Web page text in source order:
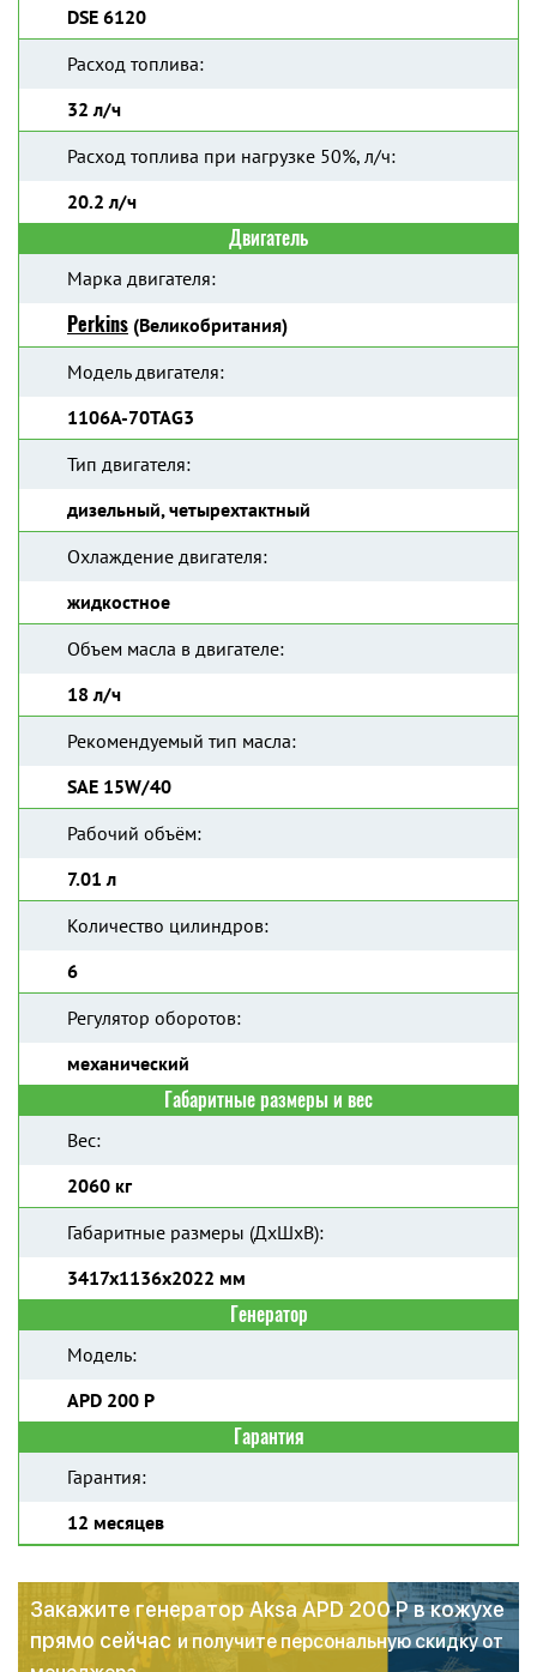
DSE 6120
Расход топлива:
32 л/ч
Расход топлива при нагрузке 50%, л/ч:
20.2 л/ч
Двигатель
Марка двигателя:
Perkins (Великобритания)
Модель двигателя:
1106A-70TAG3
Тип двигателя:
дизельный, четырехтактный
Охлаждение двигателя:
жидкостное
Объем масла в двигателе:
18 л/ч
Рекомендуемый тип масла:
SAE 15W/40
Рабочий объём:
7.01 л
Количество цилиндров:
6
Регулятор оборотов:
механический
Габаритные размеры и вес
Вес:
2060 кг
Габаритные размеры (ДхШхВ):
3417x1136x2022 мм
Генератор
Модель:
APD 200 P
Гарантия
Гарантия:
12 месяцев
Закажите генератор Aksa APD 200 P в кожухе
прямо сейчас и получите персональную скидку от